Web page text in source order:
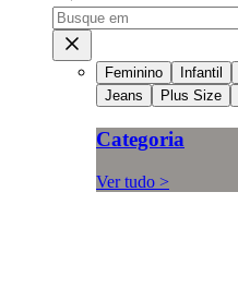
Feminino Infantil
Jeans
Plus Size
Categoria
Ver tudo >